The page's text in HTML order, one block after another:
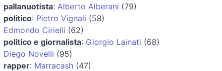
pallanuotista: Alberto Alberani (79)
politico: Pietro Vignali (58)
Edmondo Cirielli (62)
politico e giornalista: Giorgio Lainati (68)
Diego Novelli (95)
rapper: Marracash (47)